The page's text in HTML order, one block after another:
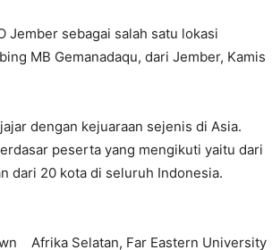
Jember sebagai salah satu lokasi
MB Gemanadaqu, dari Jember, Kamis
dengan kejuaraan sejenis di Asia.
peserta yang mengikuti yaitu dari
dari 20 kota di seluruh Indonesia.
Afrika Selatan, Far Eastern University